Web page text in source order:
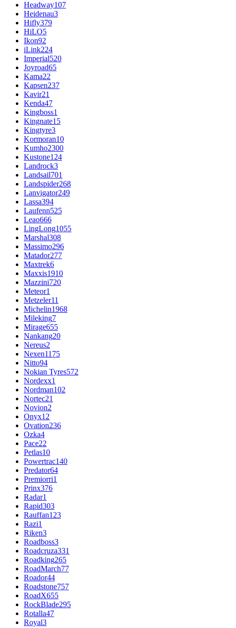
Headway107
Heidenau3
Hifly379
HiLO5
Ikon92
iLink224
Imperial520
Joyroad65
Kama22
Kapsen237
Kavir21
Kenda47
Kingboss1
Kingnate15
Kingtyre3
Kormoran10
Kumho2300
Kustone124
Landrock3
Landsail701
Landspider268
Lanvigator249
Lassa394
Laufenn525
Leao666
LingLong1055
Marshal308
Massimo296
Matador277
Maxtrek6
Maxxis1910
Mazzini720
Meteor1
Metzeler11
Michelin1968
Mileking7
Mirage655
Nankang20
Nereus2
Nexen1175
Nitto94
Nokian Tyres572
Nordexx1
Nordman102
Nortec21
Novion2
Onyx12
Ovation236
Ozka4
Pace22
Petlas10
Powertrac140
Predator64
Premiorri1
Prinx376
Radar1
Rapid303
Rauffan123
Razi1
Riken3
Roadboss3
Roadcruza331
Roadking265
RoadMarch77
Roador44
Roadstone757
RoadX655
RockBlade295
Rotalla47
Royal3